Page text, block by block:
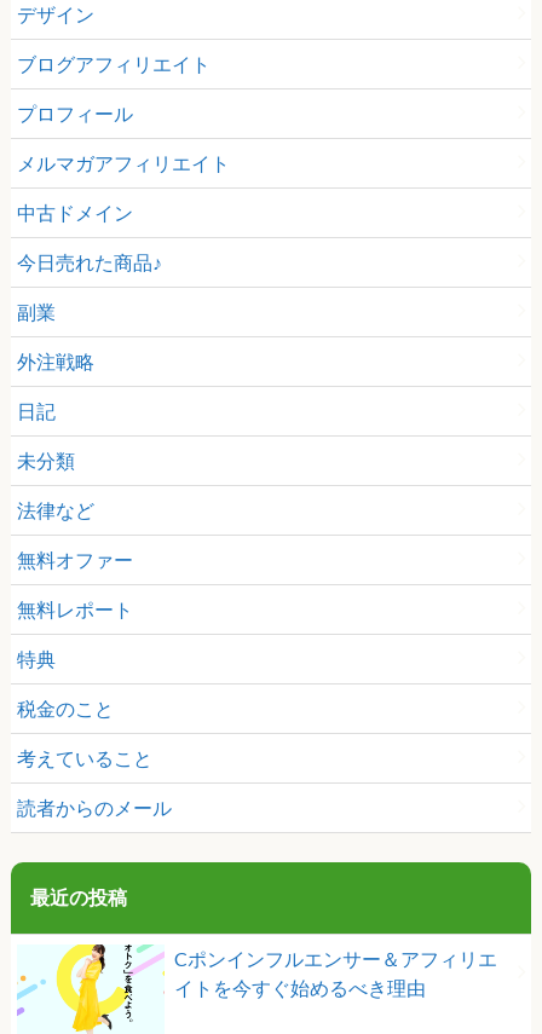
デザイン
ブログアフィリエイト
プロフィール
メルマガアフィリエイト
中古ドメイン
今日売れた商品♪
副業
外注戦略
日記
未分類
法律など
無料オファー
無料レポート
特典
税金のこと
考えていること
読者からのメール
最近の投稿
Cポンインフルエンサー＆アフィリエ
イトを今すぐ始めるべき理由